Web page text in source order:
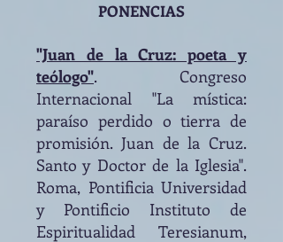
PONENCIAS
"Juan de la Cruz: poeta y
teólogo". Congreso
Internacional "La mística:
paraíso perdido o tierra de
promisión. Juan de la Cruz.
Santo y Doctor de la Iglesia".
Roma, Pontificia Universidad
y Pontificio Instituto de
Espiritualidad Teresianum,